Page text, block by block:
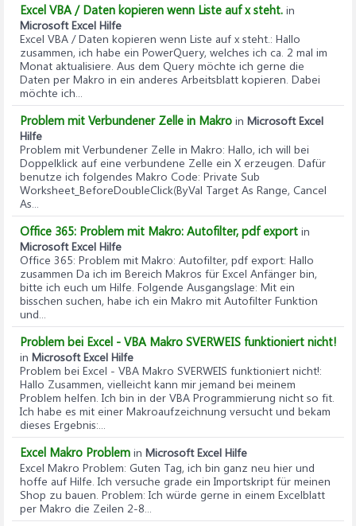
Excel VBA / Daten kopieren wenn Liste auf x steht. in
Microsoft Excel Hilfe
Excel VBA / Daten kopieren wenn Liste auf x steht. : Hallo
zusammen, ich habe ein PowerQuery, welches ich ca. 2 mal im
Monat aktualisiere. Aus dem Query möchte ich gerne die
Daten per Makro in ein anderes Arbeitsblatt kopieren. Dabei
möchte ich...
Problem mit Verbundener Zelle in Makro in Microsoft Excel
Hilfe
Problem mit Verbundener Zelle in Makro: Hallo, ich will bei
Doppelklick auf eine verbundene Zelle ein X erzeugen. Dafür
benutze ich folgendes Makro Code: Private Sub
Worksheet_BeforeDoubleClick(ByVal Target As Range, Cancel
As...
Office 365: Problem mit Makro: Autofilter, pdf export in
Microsoft Excel Hilfe
Office 365: Problem mit Makro: Autofilter, pdf export: Hallo
zusammen Da ich im Bereich Makros für Excel Anfänger bin,
bitte ich euch um Hilfe. Folgende Ausgangslage: Mit ein
bisschen suchen, habe ich ein Makro mit Autofilter Funktion
und...
Problem bei Excel - VBA Makro SVERWEIS funktioniert nicht!
in Microsoft Excel Hilfe
Problem bei Excel - VBA Makro SVERWEIS funktioniert nicht!:
Hallo Zusammen, vielleicht kann mir jemand bei meinem
Problem helfen. Ich bin in der VBA Programmierung nicht so fit.
Ich habe es mit einer Makroaufzeichnung versucht und bekam
dieses Ergebnis:...
Excel Makro Problem in Microsoft Excel Hilfe
Excel Makro Problem: Guten Tag, ich bin ganz neu hier und
hoffe auf Hilfe. Ich versuche grade ein Importskript für meinen
Shop zu bauen. Problem: Ich würde gerne in einem Excelblatt
per Makro die Zeilen 2-8...